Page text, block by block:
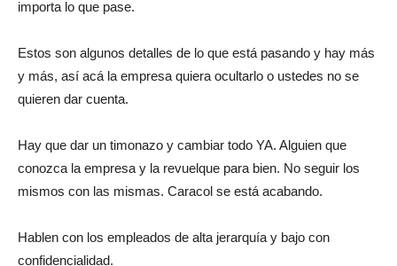
importa lo que pase.
Estos son algunos detalles de lo que está pasando y hay más
y más, así acá la empresa quiera ocultarlo o ustedes no se
quieren dar cuenta.
Hay que dar un timonazo y cambiar todo YA. Alguien que
conozca la empresa y la revuelque para bien. No seguir los
mismos con las mismas. Caracol se está acabando.
Hablen con los empleados de alta jerarquía y bajo con
confidencialidad.